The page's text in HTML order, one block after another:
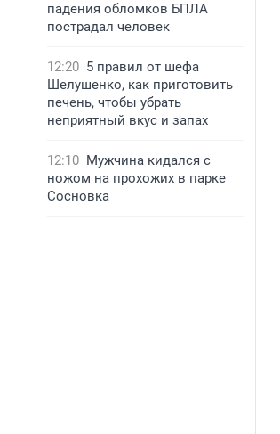
падения обломков БПЛА
пострадал человек
12:20 5 правил от шефа
Шелушенко, как приготовить
печень, чтобы убрать
неприятный вкус и запах
12:10 Мужчина кидался с
ножом на прохожих в парке
Сосновка